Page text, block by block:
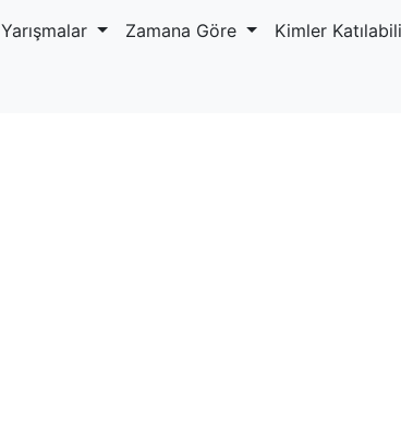
Yarışmalar Zamana Göre Kimler